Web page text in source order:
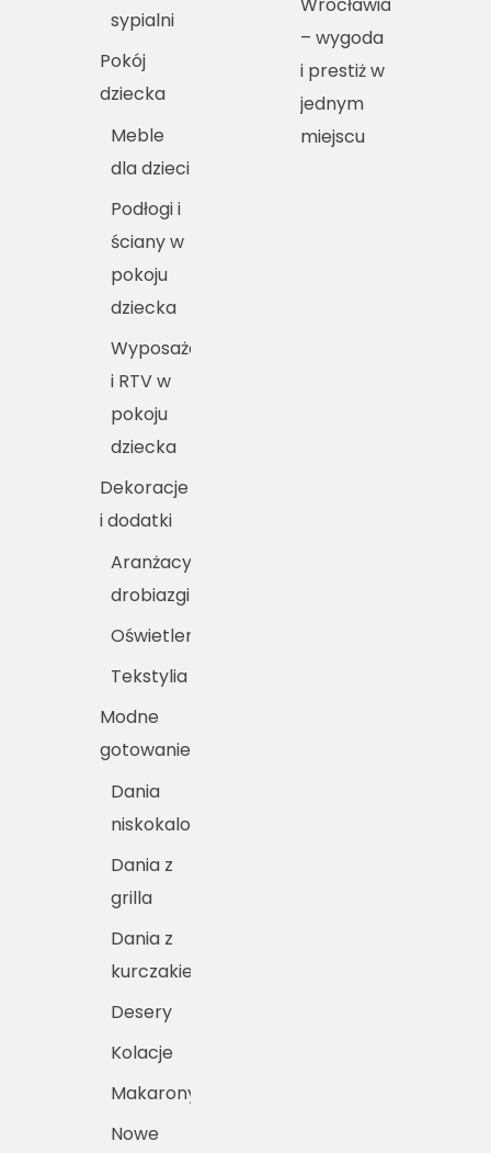
sypialni
Pokój
dziecka
Meble
dla dzieci
Podłogi i
ściany w
pokoju
dziecka
Wyposażenie
i RTV w
pokoju
dziecka
Dekoracje
i dodatki
Aranżacyjne
drobiazgi
Oświetlenie
Tekstylia
Modne
gotowanie
Dania
niskokaloryczne
Dania z
grilla
Dania z
kurczakiem
Desery
Kolacje
Makarony
Nowe
– wygoda
i prestiż w
jednym
miejscu